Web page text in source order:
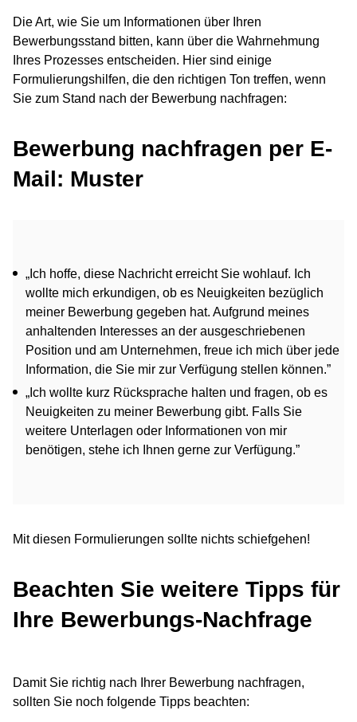
Die Art, wie Sie um Informationen über Ihren
Bewerbungsstand bitten, kann über die Wahrnehmung
Ihres Prozesses entscheiden. Hier sind einige
Formulierungshilfen, die den richtigen Ton treffen, wenn
Sie zum Stand nach der Bewerbung nachfragen:
Bewerbung nachfragen per E-
Mail: Muster
„Ich hoffe, diese Nachricht erreicht Sie wohlauf. Ich
wollte mich erkundigen, ob es Neuigkeiten bezüglich
meiner Bewerbung gegeben hat. Aufgrund meines
anhaltenden Interesses an der ausgeschriebenen
Position und am Unternehmen, freue ich mich über jede
Information, die Sie mir zur Verfügung stellen können.”
„Ich wollte kurz Rücksprache halten und fragen, ob es
Neuigkeiten zu meiner Bewerbung gibt. Falls Sie
weitere Unterlagen oder Informationen von mir
benötigen, stehe ich Ihnen gerne zur Verfügung.”
Mit diesen Formulierungen sollte nichts schiefgehen!
Beachten Sie weitere Tipps für
Ihre Bewerbungs-Nachfrage
Damit Sie richtig nach Ihrer Bewerbung nachfragen,
sollten Sie noch folgende Tipps beachten: